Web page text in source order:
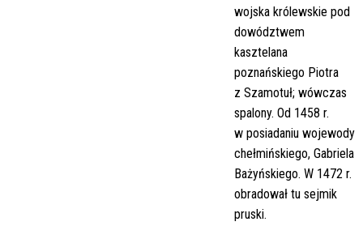
wojska królewskie pod
dowództwem
kasztelana
poznańskiego Piotra
z Szamotuł; wówczas
spalony. Od 1458 r.
w posiadaniu wojewody
chełmińskiego, Gabriela
Bażyńskiego. W 1472 r.
obradował tu sejmik
pruski.